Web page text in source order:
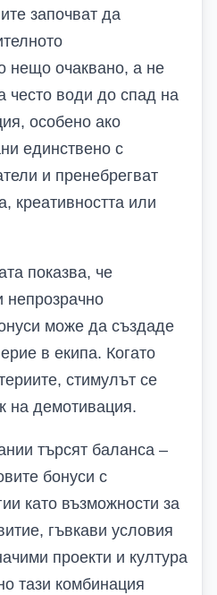
започват да
нещо очаквано, а не
често води до спад на
особено ако
единствено с
и пренебрегват
креативността или
показва, че
непрозрачно
може да създаде
в екипа. Когато
стимулът се
на демотивация.
търсят баланса –
бонуси с
като възможности за
гъвкави условия
проекти и култура
тази комбинация